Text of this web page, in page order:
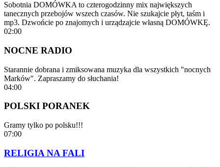
Sobotnia DOMÓWKA to czterogodzinny mix największych
tanecznych przebojów wszech czasów. Nie szukajcie płyt, taśm i
mp3. Dzwońcie po znajomych i urządzajcie własną DOMÓWKĘ.
02:00
NOCNE RADIO
Starannie dobrana i zmiksowana muzyka dla wszystkich "nocnych
Marków". Zapraszamy do słuchania!
04:00
POLSKI PORANEK
Gramy tylko po polsku!!!
07:00
RELIGIA NA FALI